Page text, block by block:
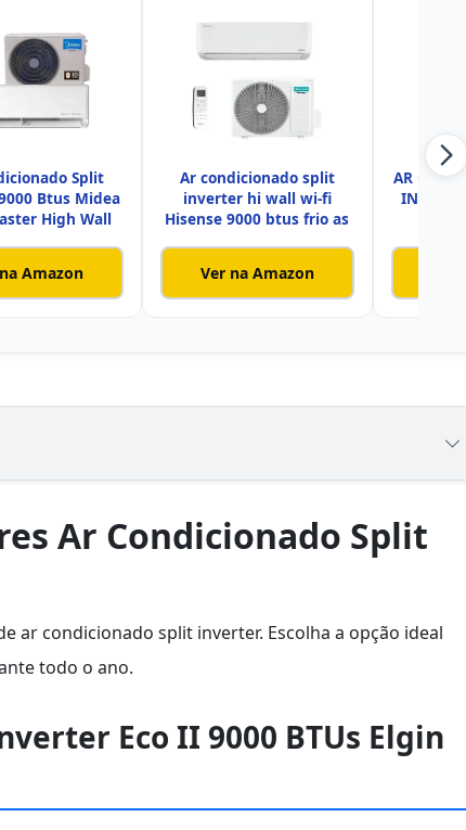
Split
Btus Midea
High Wall
Amazon
Ar condicionado split
inverter hi wall wi-fi
Hisense 9000 btus frio as
Ver na Amazon
AR
Ar Condicionado Split
ar condicionado split inverter. Escolha a opção ideal
todo o ano.
Eco II 9000 BTUs Elgin